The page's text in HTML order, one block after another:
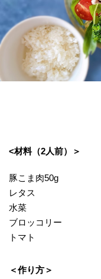
<材料（2人前）＞
豚こま肉50g
レタス
水菜
ブロッコリー
トマト
＜作り方＞